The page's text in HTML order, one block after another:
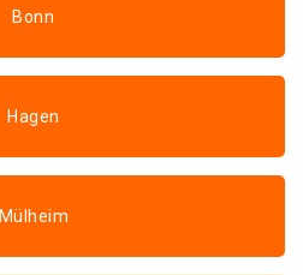
Bonn
Hagen
Mülheim